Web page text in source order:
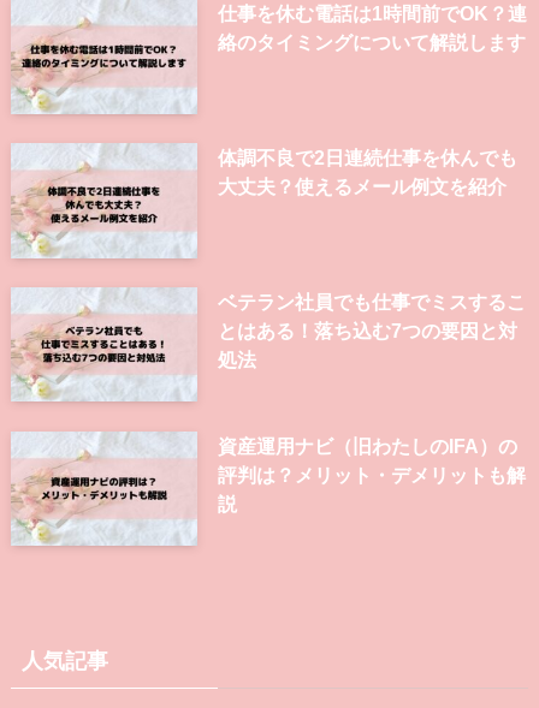
仕事を休む電話は1時間前でOK？連
絡のタイミングについて解説します
体調不良で2日連続仕事を休んでも
大丈夫？使えるメール例文を紹介
ベテラン社員でも仕事でミスするこ
とはある！落ち込む7つの要因と対
処法
資産運用ナビ（旧わたしのIFA）の
評判は？メリット・デメリットも解
説
人気記事